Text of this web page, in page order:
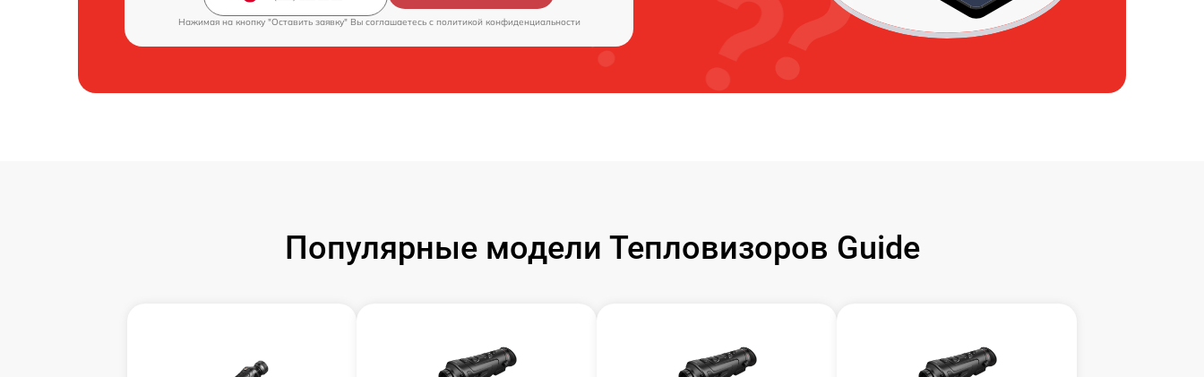
Нажимая на кнопку "Оставить заявку" Вы соглашаетесь c политикой конфиденциальности
Популярные модели Тепловизоров Guide